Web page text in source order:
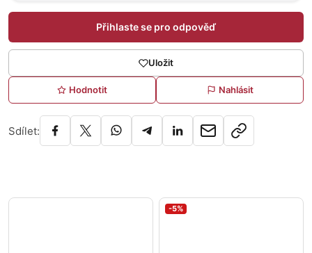
Přihlaste se pro odpověď
Uložit
Hodnotit Nahlásit
Sdílet:
-5%